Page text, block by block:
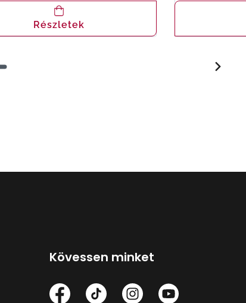
Részletek
Kövessen minket